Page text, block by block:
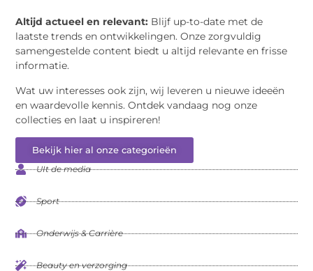
Altijd actueel en relevant: Blijf up-to-date met de
laatste trends en ontwikkelingen. Onze zorgvuldig
samengestelde content biedt u altijd relevante en frisse
informatie.
Wat uw interesses ook zijn, wij leveren u nieuwe ideeën
en waardevolle kennis. Ontdek vandaag nog onze
collecties en laat u inspireren!
Bekijk hier al onze categorieën
UIt de media
Sport
Onderwijs & Carrière
Beauty en verzorging